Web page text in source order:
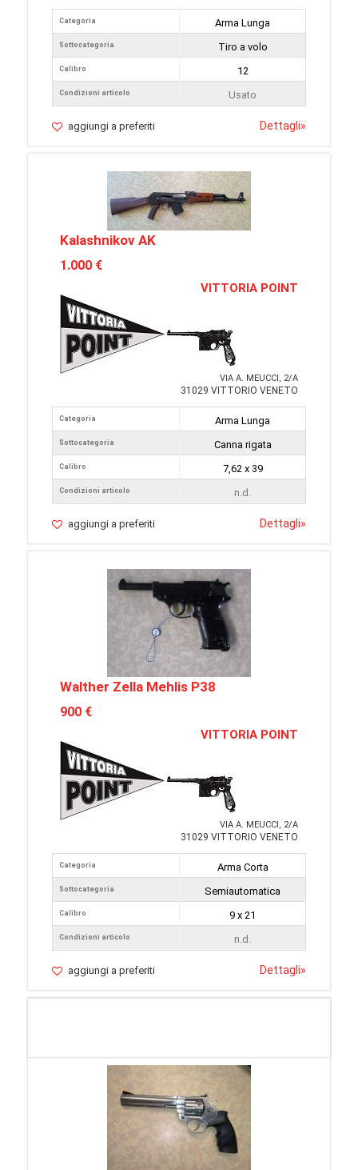
Categoria
Sottocategoria
Calibro
Condizioni articolo
Arma Lunga
Tiro a volo
12
Usato
aggiungi a preferiti Dettagli»
Kalashnikov AK
1.000 €
VITTORIA POINT
VIA A. MEUCCI, 2/A
31029 VITTORIO VENETO
Categoria
Sottocategoria
Calibro
Condizioni articolo
Arma Lunga
Canna rigata
7,62 x 39
n.d.
aggiungi a preferiti Dettagli»
Walther Zella Mehlis P38
900 €
VITTORIA POINT
VIA A. MEUCCI, 2/A
31029 VITTORIO VENETO
Categoria
Sottocategoria
Calibro
Condizioni articolo
Arma Corta
Semiautomatica
9 x 21
n.d.
aggiungi a preferiti Dettagli»